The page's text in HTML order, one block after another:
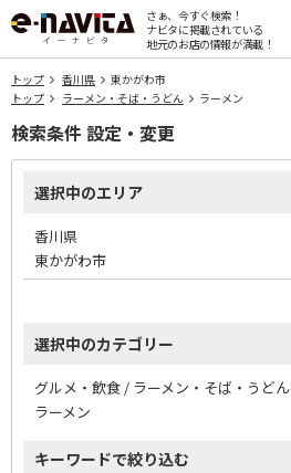
さぁ、今すぐ検索！
ナビタに掲載されている
地元のお店の情報が満載！
トップ 香川県
東かがわ市
トップ
ラーメン・そば・うどん ラーメン
検索条件 設定・変更
選択中のエリア
香川県
東かがわ市
選択中のカテゴリー
グルメ・飲食 / ラーメン・そば・うどん
ラーメン
キーワードで絞り込む